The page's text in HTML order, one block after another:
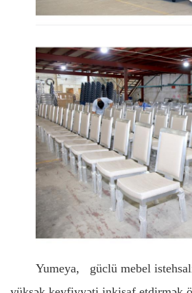
Yumeya, güclü mebel